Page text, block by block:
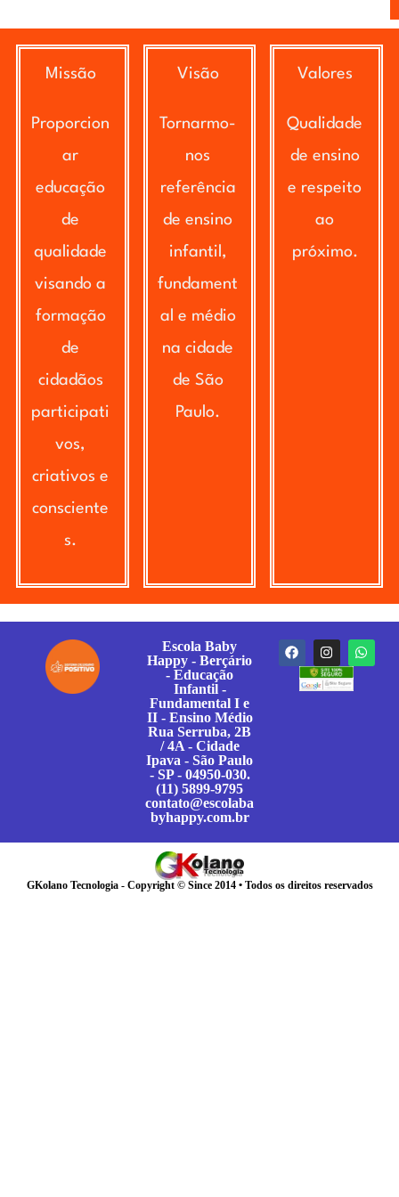
Missão
Proporcion
ar
educação
de
qualidade
visando a
formação
de
cidadãos
participati
vos,
criativos e
consciente
s.
Visão
Tornarmo-
nos
referência
de ensino
infantil,
fundament
al e médio
na cidade
de São
Paulo.
Valores
Qualidade
de ensino
e respeito
ao
próximo.
Escola Baby
Happy - Berçário
- Educação
Infantil -
Fundamental I e
II - Ensino Médio
Rua Serruba, 2B
/ 4A - Cidade
Ipava - São Paulo
- SP - 04950-030.
(11) 5899-9795
contato@escolaba
byhappy.com.br
GKolano Tecnologia - Copyright © Since 2014 • Todos os direitos reservados